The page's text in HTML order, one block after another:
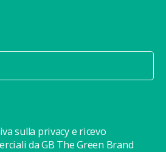
sulla privacy e ricevo
da GB The Green Brand